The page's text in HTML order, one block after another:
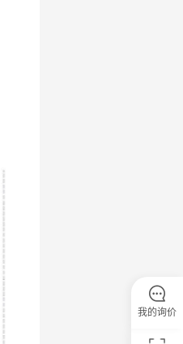
我的询价